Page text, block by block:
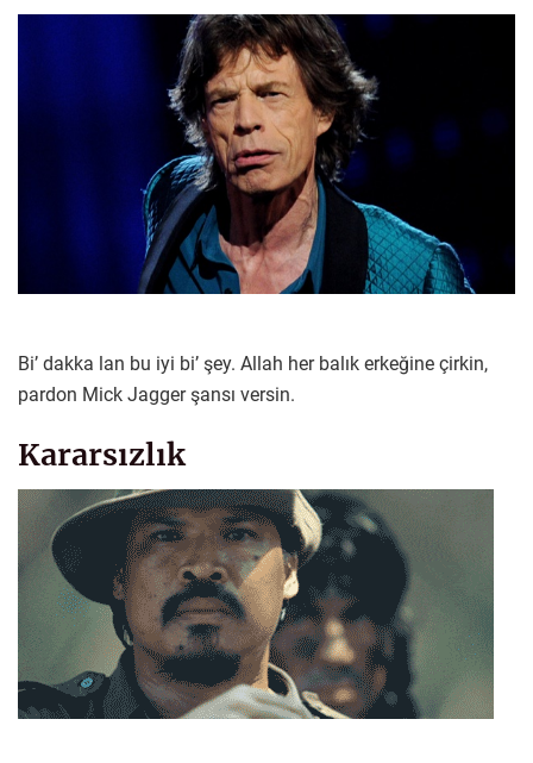
Bi’ dakka lan bu iyi bi’ şey. Allah her balık erkeğine çirkin,
pardon Mick Jagger şansı versin.
Kararsızlık